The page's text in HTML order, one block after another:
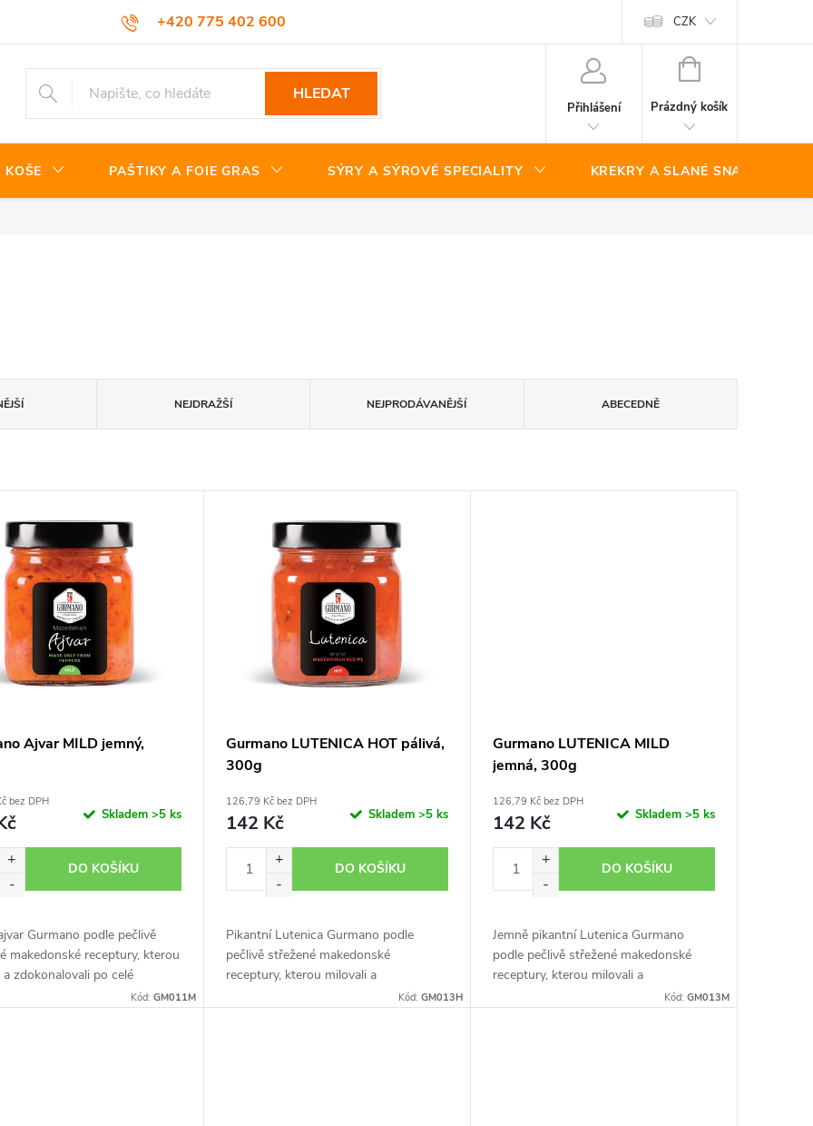
+420 775 402 600 CZK
HLEDAT
Přihlášení
NÁKUPNÍ
Prázdný košík
PAŠTIKY A FOIE GRAS SÝRY A SÝROVÉ SPECIALITY KREKRY A SLANÉ SNACKY
NEJDRAŽŠÍ NEJPRODÁVANĚJŠÍ ABECEDNĚ
Ajvar MILD jemný,
bez DPH
Skladem >5 ks
DO KOŠÍKU
Gurmano podle pečlivě
makedonské receptury, kterou
a zdokonalovali po celé
Kód: GM011M
Gurmano LUTENICA HOT pálivá,
300g
126,79 Kč bez DPH
142 Kč Skladem >5 ks
DO KOŠÍKU
Pikantní Lutenica Gurmano podle
pečlivě střežené makedonské
receptury, kterou milovali a
zdokonalovali po celé generace.Kód: GM013H
Gurmano LUTENICA MILD
jemná, 300g
126,79 Kč bez DPH
142 Kč Skladem >5 ks
DO KOŠÍKU
Jemně pikantní Lutenica Gurmano
podle pečlivě střežené makedonské
receptury, kterou milovali a
zdokonalovali po celé generace.Kód: GM013M